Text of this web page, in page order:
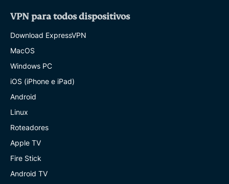
VPN para todos dispositivos
Download ExpressVPN
MacOS
Windows PC
iOS (iPhone e iPad)
Android
Linux
Roteadores
Apple TV
Fire Stick
Android TV